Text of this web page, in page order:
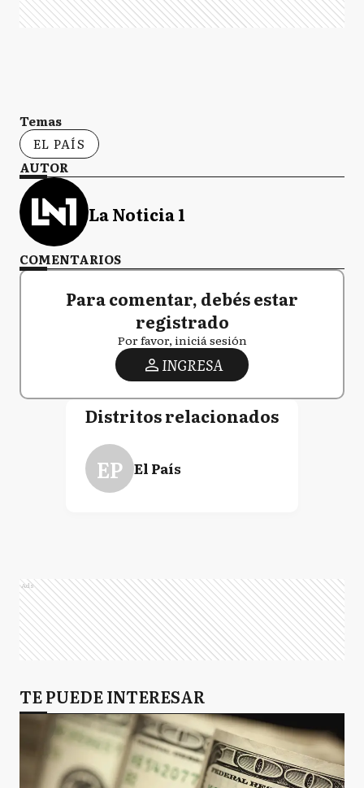
Temas
EL PAÍS
AUTOR
La Noticia 1
COMENTARIOS
Para comentar, debés estar
registrado
Por favor, iniciá sesión
INGRESA
Distritos relacionados
EP El País
Ads
TE PUEDE INTERESAR